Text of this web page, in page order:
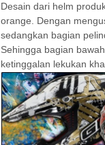
Desain dari helm
orange. Dengan
sedangkan bagian
Sehingga bagian
ketinggalan lekukan